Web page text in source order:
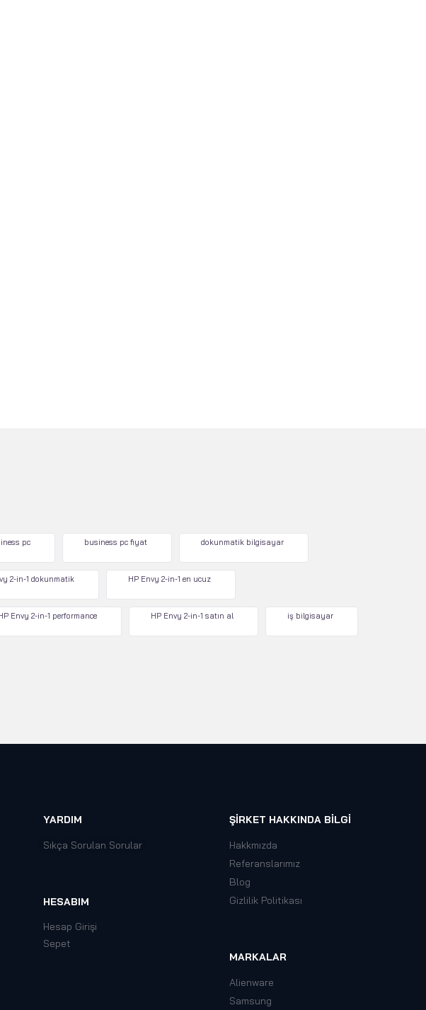
pc business pc fiyat dokunmatik bilgisayar
2-in-1 dokunmatik HP Envy 2-in-1 en ucuz
Envy 2-in-1 performance HP Envy 2-in-1 satın al iş bilgisayar
YARDIM
Sıkça Sorulan Sorular
HESABIM
Hesap Girişi
Sepet
ŞIRKET HAKKINDA BILGI
Hakkmızda
Referanslarımız
Blog
Gizlilik Politikası
MARKALAR
Alienware
Samsung